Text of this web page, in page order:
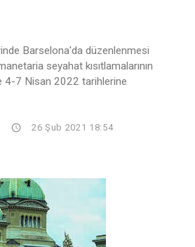
Barselona'da düzenlenmesi
seyahat kısıtlamalarının
4-7 Nisan 2022 tarihlerine
26 Şub 2021 18:54